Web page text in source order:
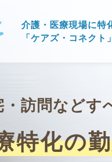
介護・医療現場に特
「ケアズ・コネクト」
・訪問などす
特化の